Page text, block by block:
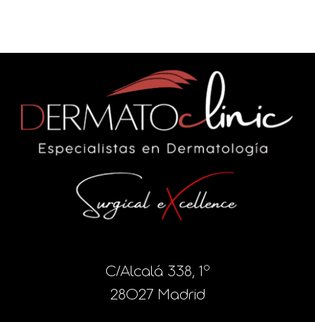
C/Alcalá 338, 1º
28027 Madrid